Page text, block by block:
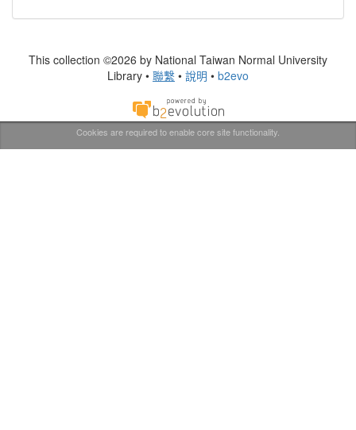
This collection ©2026 by National Taiwan Normal University
Library • 聯繫 • 說明 • b2evo
Cookies are required to enable core site functionality.